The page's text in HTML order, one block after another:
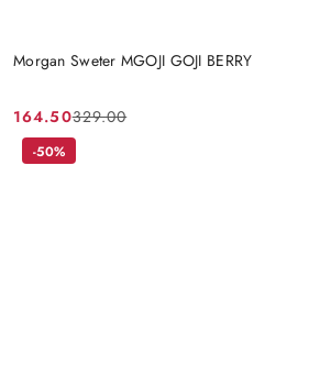
Morgan Sweter MGOJI GOJI BERRY
Cena
promocyjna:
164.50
Cena
przed
329.00
-50%